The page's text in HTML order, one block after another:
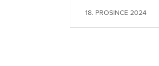
18. PROSINCE 2024